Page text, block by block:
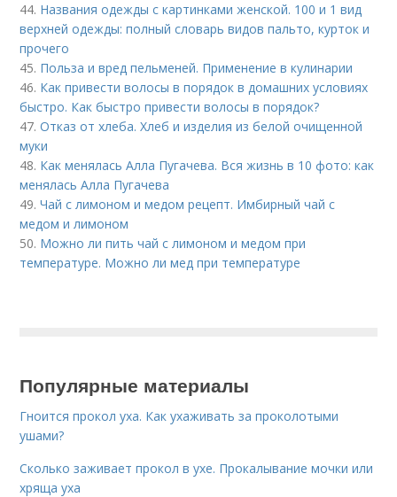
44. Названия одежды с картинками женской. 100 и 1 вид
верхней одежды: полный словарь видов пальто, курток и
прочего
45. Польза и вред пельменей. Применение в кулинарии
46. Как привести волосы в порядок в домашних условиях
быстро. Как быстро привести волосы в порядок?
47.Отказ от хлеба. Хлеб и изделия из белой очищенной
муки
48. Как менялась Алла Пугачева. Вся жизнь в 10 фото: как
менялась Алла Пугачева
49.Чай с лимоном и медом рецепт. Имбирный чай с
медом и лимоном
50. Можно ли пить чай с лимоном и медом при
температуре. Можно ли мед при температуре
Популярные материалы
Гноится прокол уха. Как ухаживать за проколотыми
ушами?
Сколько заживает прокол в ухе. Прокалывание мочки или
хряща уха